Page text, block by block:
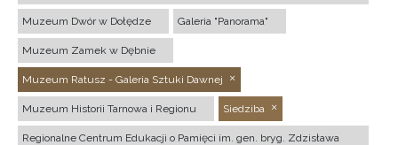
Muzeum Dwór w Dołędze Galeria "Panorama"
Muzeum Zamek w Dębnie
Muzeum Ratusz - Galeria Sztuki Dawnej
Muzeum Historii Tarnowa i Regionu Siedziba
Regionalne Centrum Edukacji o Pamięci im. gen. bryg. Zdzisława